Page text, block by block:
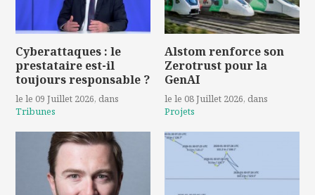
Cyberattaques : le
prestataire est-il
toujours responsable ?
le le 09 Juillet 2026, dans
Tribunes
Alstom renforce son
Zerotrust pour la
GenAI
le le 08 Juillet 2026, dans
Projets